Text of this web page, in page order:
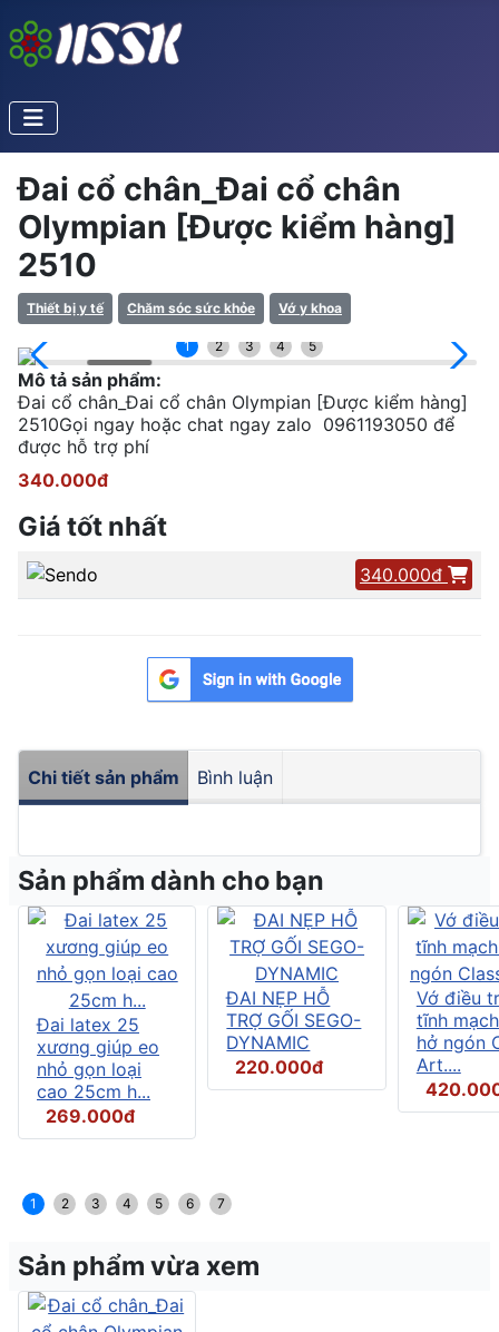
Đai cổ chân_Đai cổ chân
Olympian [Được kiểm hàng]
2510
Thiết bị y tế Chăm sóc sức khỏe Vớ y khoa
1 2 3 4 5
Mô tả sản phẩm:
Đai cổ chân_Đai cổ chân Olympian [Được kiểm hàng]
2510Gọi ngay hoặc chat ngay zalo 0961193050 để
được hỗ trợ phí
340.000đ
Giá tốt nhất
340.000đ
Chi tiết sản phẩm Bình luận
Sản phẩm dành cho bạn
Đai latex 25
xương giúp eo
nhỏ gọn loại
cao 25cm h...
269.000đ
ĐAI NẸP HỖ
TRỢ GỐI SEGO-
DYNAMIC
220.000đ
Vớ điều
tĩnh
hở ngón
Art....
1 2 3 4 5 6 7
Sản phẩm vừa xem